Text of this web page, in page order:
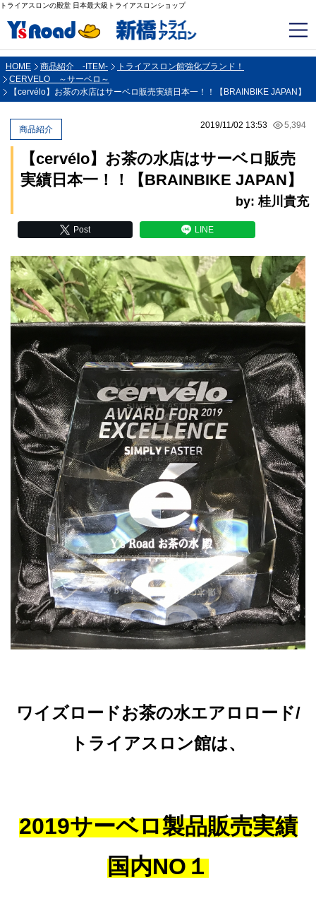
トライアスロンの殿堂 日本最大級トライアスロンショップ
HOME 商品紹介 -ITEM-
トライアスロン館強化ブランド！
CERVELO ～サーベロ～
【cervélo】お茶の水店はサーベロ販売実績日本一！！【BRAINBIKE JAPAN】
2019/11/02 13:53 5,394
商品紹介
【cervélo】お茶の水店はサーベロ販売
実績日本一！！【BRAINBIKE JAPAN】
by: 桂川貴充
Post LINE
ワイズロードお茶の水エアロロード/
トライアスロン館は、
2019サーベロ製品販売実績
国内NO１